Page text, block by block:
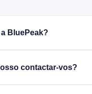
BluePeak?
contactar-vos?